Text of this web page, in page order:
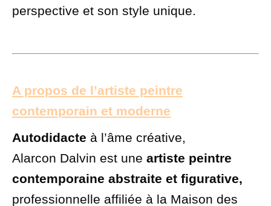
perspective et son style unique.
A propos de l’artiste peintre
contemporain et moderne
Autodidacte à l’âme créative,
Alarcon Dalvin est une artiste peintre
contemporaine abstraite et figurative,
professionnelle affiliée à la Maison des